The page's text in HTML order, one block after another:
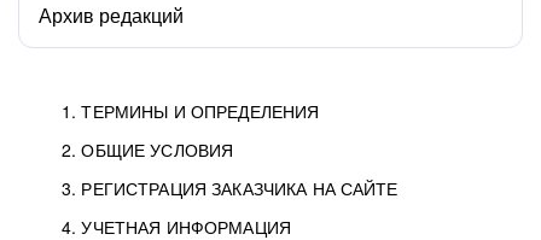
1. ТЕРМИНЫ И ОПРЕДЕЛЕНИЯ
2. ОБЩИЕ УСЛОВИЯ
3. РЕГИСТРАЦИЯ ЗАКАЗЧИКА НА САЙТЕ
4. УЧЕТНАЯ ИНФОРМАЦИЯ
Архив редакций